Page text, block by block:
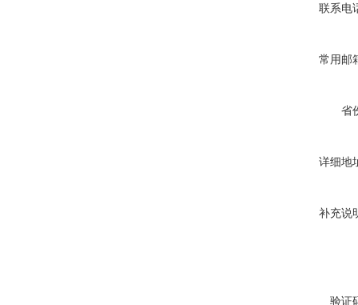
联系电
常用邮
省
详细地
补充说
验证